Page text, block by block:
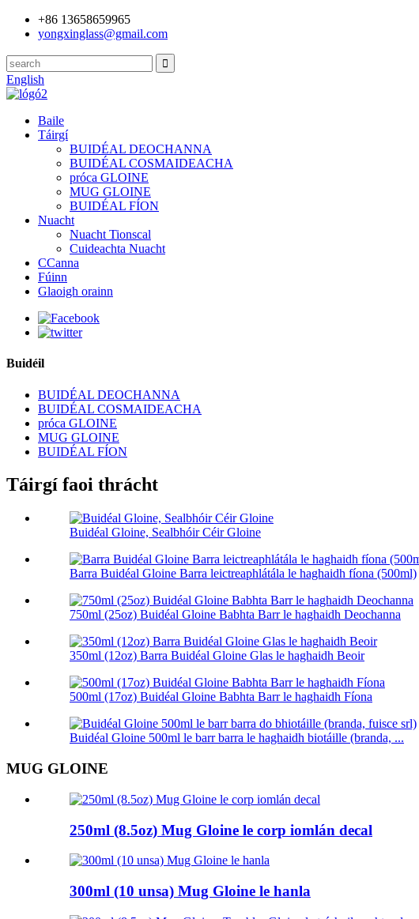
+86 13658659965
yongxinglass@gmail.com
English
Baile
Táirgí
BUIDÉAL DEOCHANNA
BUIDÉAL COSMAIDEACHA
próca GLOINE
MUG GLOINE
BUIDÉAL FÍON
Nuacht
Nuacht Tionscal
Cuideachta Nuacht
CCanna
Fúinn
Glaoigh orainn
Buidéil
BUIDÉAL DEOCHANNA
BUIDÉAL COSMAIDEACHA
próca GLOINE
MUG GLOINE
BUIDÉAL FÍON
Táirgí faoi thrácht
Buidéal Gloine, Sealbhóir Céir Gloine
Barra Buidéal Gloine Barra leictreaphlátála le haghaidh fíona (500ml)
750ml (25oz) Buidéal Gloine Babhta Barr le haghaidh Deochanna
350ml (12oz) Barra Buidéal Gloine Glas le haghaidh Beoir
500ml (17oz) Buidéal Gloine Babhta Barr le haghaidh Fíona
Buidéal Gloine 500ml le barr barra le haghaidh biotáille (branda, ...
MUG GLOINE
250ml (8.5oz) Mug Gloine le corp iomlán decal
300ml (10 unsa) Mug Gloine le hanla